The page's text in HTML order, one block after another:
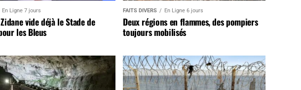
En Ligne 7 jours
vide déjà le Stade de
les Bleus
FAITS DIVERS En Ligne 6 jours
Deux régions en flammes, des pompiers
toujours mobilisés